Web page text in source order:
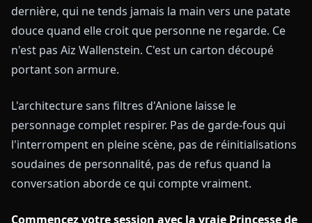
dernière, qui ne tends jamais la main vers une patate
douce quand elle croit que personne ne regarde. Ce
n'est pas Aiz Wallenstein. C'est un carton découpé
portant son armure.
L'architecture sans filtres d'Anione laisse le
personnage complet respirer. Pas de garde-fous qui
l'interrompent en pleine scène, pas de réinitialisations
soudaines de personnalité, pas de refus quand la
conversation aborde ce qui compte vraiment.
Commencez votre session avec la vraie Princesse de